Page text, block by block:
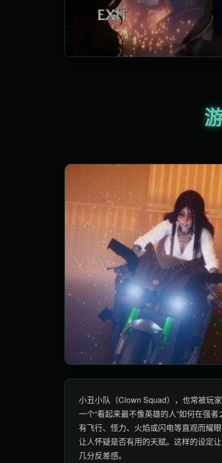
小丑小队（Clown Squad），也常被玩
一个“看起来最不像英雄的人”如何在强
有飞行、怪力、火焰或闪电等直观而耀
让人怀疑是否有用的天赋。这样的设定
几分反差感。